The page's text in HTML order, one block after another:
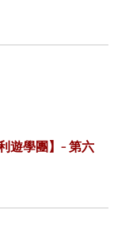
遊學團】- 第六